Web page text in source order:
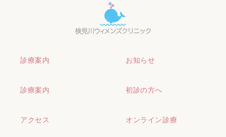
診療案内 お知らせ
診療案内 初診の方へ
アクセス オンライン診療